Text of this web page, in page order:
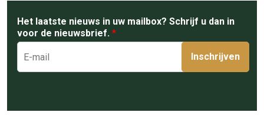
Het laatste nieuws in uw mailbox? Schrijf u dan in
voor de nieuwsbrief. *
Inschrijven